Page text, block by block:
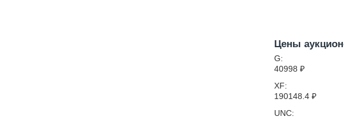
Цены
G:
40998 ₽
XF:
190148.4 ₽
UNC: